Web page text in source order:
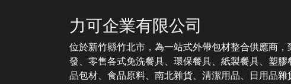
力可企業有限公司
位於新竹縣竹北市，為一站式外帶包材整合供應商，
發、零售各式免洗餐具、環保餐具、紙製餐具、塑膠
品包材、食品原料、南北雜貨、清潔用品、日用品雜